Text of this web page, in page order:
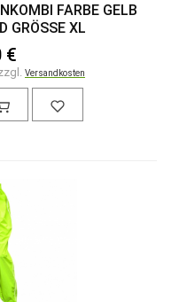
FARBE GELB
GRÖSSE XL
€
Versandkosten